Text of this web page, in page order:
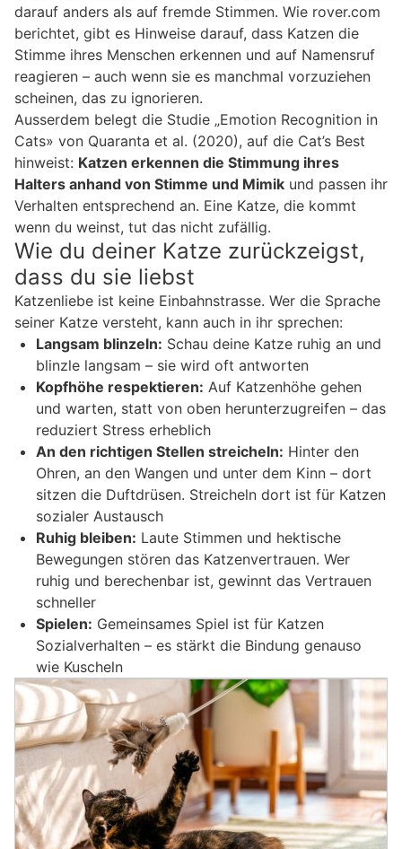
darauf anders als auf fremde Stimmen. Wie rover.com
berichtet, gibt es Hinweise darauf, dass Katzen die
Stimme ihres Menschen erkennen und auf Namensruf
reagieren – auch wenn sie es manchmal vorzuziehen
scheinen, das zu ignorieren.
Ausserdem belegt die Studie „Emotion Recognition in
Cats» von Quaranta et al. (2020), auf die Cat’s Best
hinweist: Katzen erkennen die Stimmung ihres
Halters anhand von Stimme und Mimik und passen ihr
Verhalten entsprechend an. Eine Katze, die kommt
wenn du weinst, tut das nicht zufällig.
Wie du deiner Katze zurückzeigst,
dass du sie liebst
Katzenliebe ist keine Einbahnstrasse. Wer die Sprache
seiner Katze versteht, kann auch in ihr sprechen:
Langsam blinzeln: Schau deine Katze ruhig an und
blinzle langsam – sie wird oft antworten
Kopfhöhe respektieren: Auf Katzenhöhe gehen
und warten, statt von oben herunterzugreifen – das
reduziert Stress erheblich
An den richtigen Stellen streicheln: Hinter den
Ohren, an den Wangen und unter dem Kinn – dort
sitzen die Duftdrüsen. Streicheln dort ist für Katzen
sozialer Austausch
Ruhig bleiben: Laute Stimmen und hektische
Bewegungen stören das Katzenvertrauen. Wer
ruhig und berechenbar ist, gewinnt das Vertrauen
schneller
Spielen: Gemeinsames Spiel ist für Katzen
Sozialverhalten – es stärkt die Bindung genauso
wie Kuscheln